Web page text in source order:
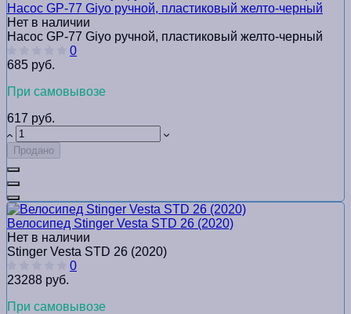
Насос GP-77 Giyo ручной, пластиковый желто-черный
Нет в наличии
Насос GP-77 Giyo ручной, пластиковый желто-черный
0
685 руб.
При самовывозе
617 руб.
Продано
Велосипед Stinger Vesta STD 26 (2020)
Нет в наличии
Stinger Vesta STD 26 (2020)
0
23288 руб.
При самовывозе